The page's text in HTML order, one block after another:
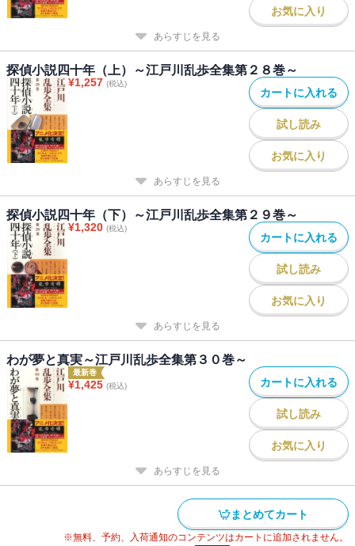
お気に入り
あらすじを見る
探偵小説四十年（上）～江戸川乱歩全集第２８巻～
¥1,257 (税込)
カートに入れる
試し読み
お気に入り
あらすじを見る
探偵小説四十年（下）～江戸川乱歩全集第２９巻～
¥1,320 (税込)
カートに入れる
試し読み
お気に入り
あらすじを見る
わが夢と真実～江戸川乱歩全集第３０巻～
最新巻
¥1,425 (税込) カートに入れる
試し読み
お気に入り
あらすじを見る
まとめてカート
※無料、予約、入荷通知のコンテンツはカートに追加されません。